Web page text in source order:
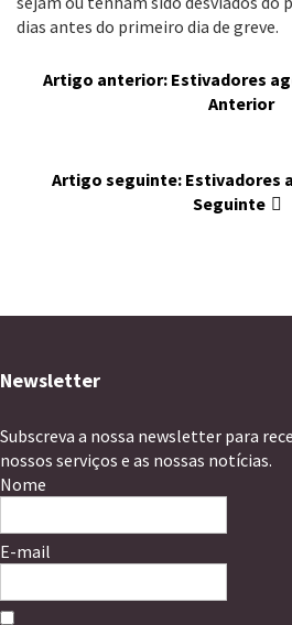
dias antes do primeiro dia de greve.
Artigo anterior: Estivadores
Anterior
Artigo seguinte: Estivadores
Seguinte
Newsletter
Subscreva a nossa newsletter para
nossos serviços e as nossas notícias.
Nome
E-mail